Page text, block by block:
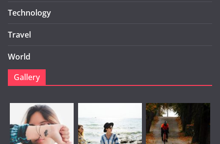
Technology
Travel
World
Gallery